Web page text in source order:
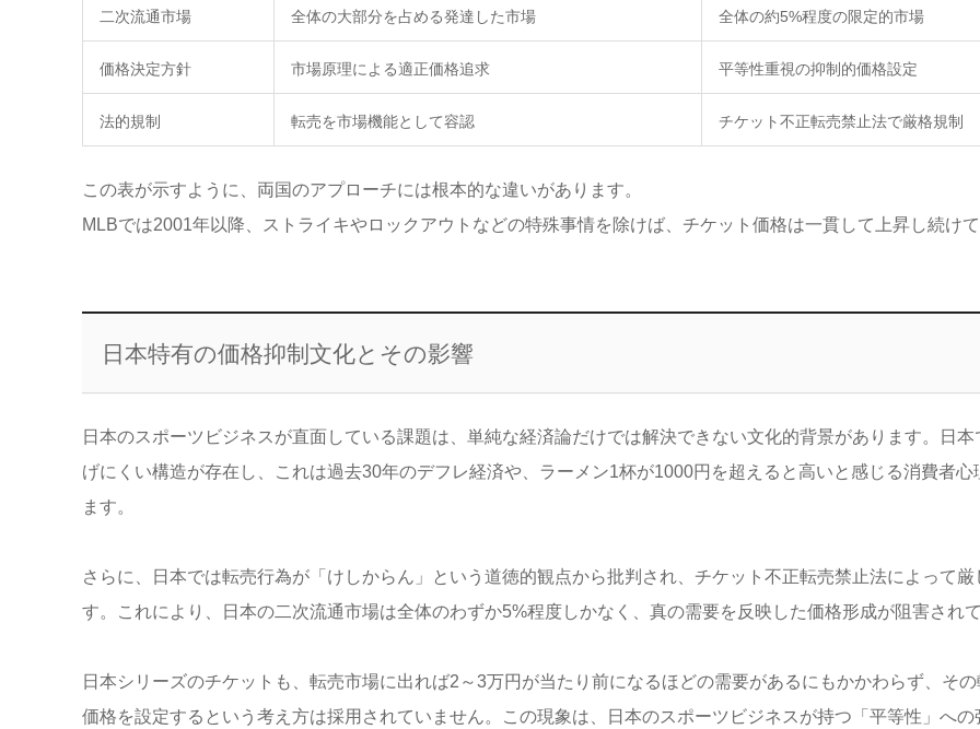
二次流通市場 全体の大部分を占める発達した市場 全体の約5%程度の限定的市場
価格決定方針 市場原理による適正価格追求 平等性重視の抑制的価格設定
法的規制 転売を市場機能として容認 チケット不正転売禁止法で厳格規制
この表が示すように、両国のアプローチには根本的な違いがあります。
MLBでは2001年以降、ストライキやロックアウトなどの特殊事情を除けば、チケット価格は一貫して上昇し続けて
日本特有の価格抑制文化とその影響
日本のスポーツビジネスが直面している課題は、単純な経済論だけでは解決できない文化的背景があります。日
げにくい構造が存在し、これは過去30年のデフレ経済や、ラーメン1杯が1000円を超えると高いと感じる消費者心
ます。
さらに、日本では転売行為が「けしからん」という道徳的観点から批判され、チケット不正転売禁止法によって厳
す。これにより、日本の二次流通市場は全体のわずか5%程度しかなく、真の需要を反映した価格形成が阻害され
日本シリーズのチケットも、転売市場に出れば2～3万円が当たり前になるほどの需要があるにもかかわらず、そ
価格を設定するという考え方は採用されていません。この現象は、日本のスポーツビジネスが持つ「平等性」への